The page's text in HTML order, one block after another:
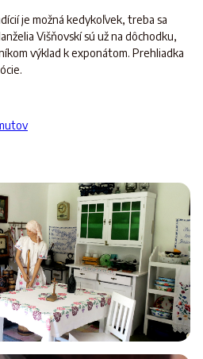
je možná kedykoľvek, treba sa
Višňovskí sú už na dôchodku,
výklad k exponátom. Prehliadka